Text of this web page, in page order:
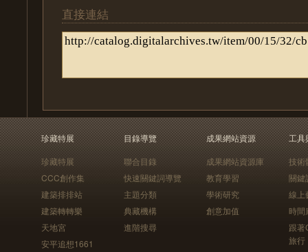
直接連結
珍藏特展
珍藏特展
CCC創作集
建築排排站
建築轉轉樂
天地宮
安平追想1661
目錄導覽
聯合目錄
快速關鍵詞導覽
主題分類
典藏機構
進階搜尋
成果網站資源
成果網站資源庫
教育學習
學術研究
創意加值
工具
技術
關鍵
線上
時間
跟
旅行